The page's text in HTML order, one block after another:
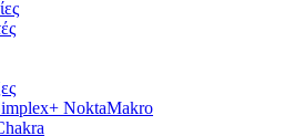
NoktaMakro